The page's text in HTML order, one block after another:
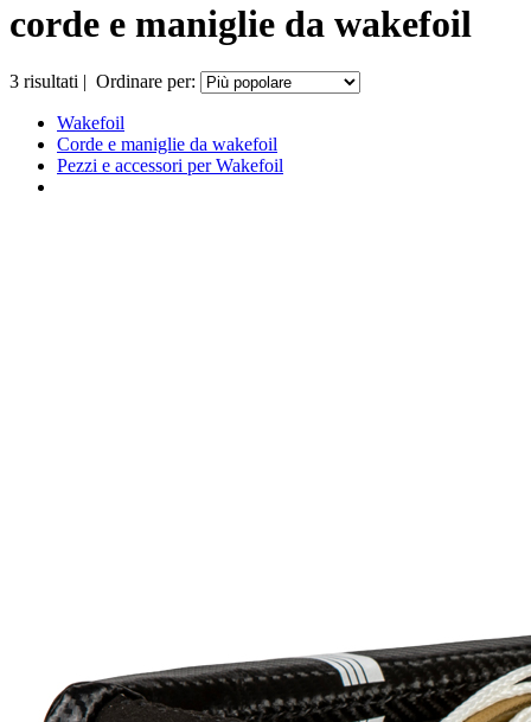
corde e maniglie da wakefoil
3 risultati | Ordinare per:
Wakefoil
Corde e maniglie da wakefoil
Pezzi e accessori per Wakefoil